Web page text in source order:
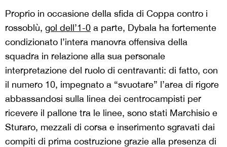
Proprio in occasione della sfida di Coppa contro i
rossoblù, gol dell’1-0 a parte, Dybala ha fortemente
condizionato l’intera manovra offensiva della
squadra in relazione alla sua personale
interpretazione del ruolo di centravanti: di fatto, con
il numero 10, impegnato a “svuotare” l’area di rigore
abbassandosi sulla linea dei centrocampisti per
ricevere il pallone tra le linee, sono stati Marchisio e
Sturaro, mezzali di corsa e inserimento sgravati dai
compiti di prima costruzione grazie alla presenza di